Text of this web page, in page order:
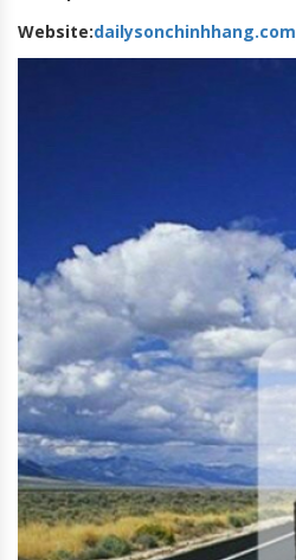
Website:dailysonchinhhang.com